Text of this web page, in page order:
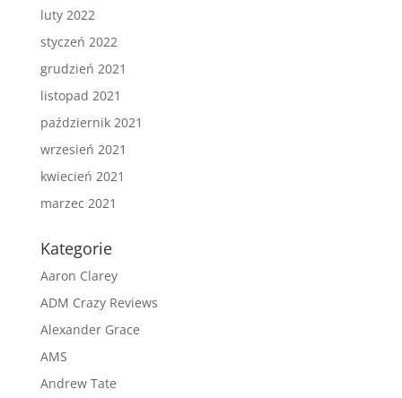
luty 2022
styczeń 2022
grudzień 2021
listopad 2021
październik 2021
wrzesień 2021
kwiecień 2021
marzec 2021
Kategorie
Aaron Clarey
ADM Crazy Reviews
Alexander Grace
AMS
Andrew Tate